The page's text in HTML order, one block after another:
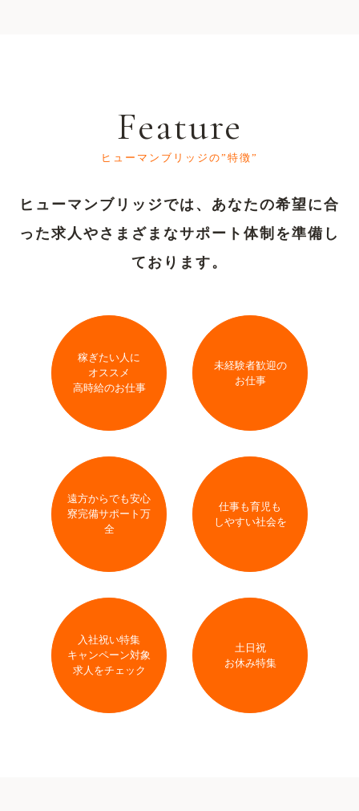
Feature
ヒューマンブリッジの”特徴”
ヒューマンブリッジでは、あなたの希望に合
った求人や さまざまなサポート体制を準備し
ております。
稼ぎたい人に
オススメ
高時給のお仕事
未経験者歓迎の
お仕事
遠方からでも安心
寮完備サポート万
全
仕事も育児も
しやすい社会を
入社祝い特集
キャンペーン対象
求人をチェック
土日祝
お休み特集